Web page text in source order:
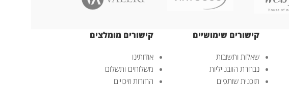
קישורים שימושיים
שאלות ותשובות
נבחרת הוובנייליות
תוכנית שותפים
קישורים מומלצים
אודותינו
משלוחים ותשלום
החזרות וזיכויים